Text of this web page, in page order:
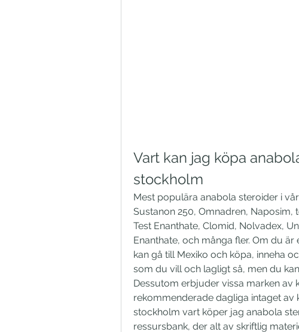
Vart kan jag köpa
stockholm
Mest populära anabola steroider i
Sustanon 250, Omnadren,
Test Enanthate, Clomid, Nolvadex,
Enanthate, och många fler. Om du
kan gå till Mexiko och köpa, inneha
som du vill och lagligt så, men du
Dessutom erbjuder vissa marken av
rekommenderade dagliga intaget
stockholm vart köper jag anabola
ressursbank, der alt av skriftlig